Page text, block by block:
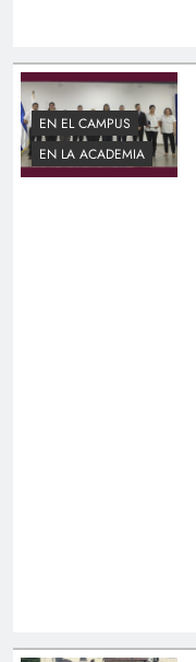
EN EL CAMPUS
EN LA ACADEMIA